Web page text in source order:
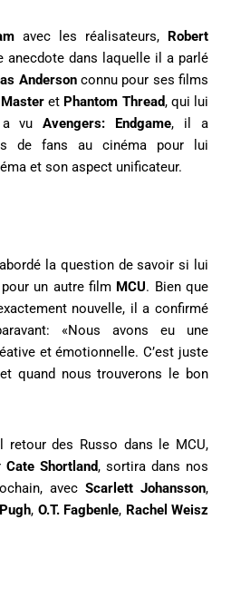
avec les réalisateurs, Robert
anecdote dans laquelle il a parlé
Andersonconnu pour ses films
et Phantom Thread, qui lui
a vuAvengers: Endgame, il a
de fans au cinéma pour lui
et son aspect unificateur.
la question de savoir si lui
un autre film MCU. Bien que
nouvelle, il a confirmé
«Nous avons eu une
et émotionnelle. C’est juste
quand nous trouverons le bon
retour des Russo dans le MCU,
Cate Shortland, sortira dans nos
avec Scarlett Johansson,
, O.T. Fagbenle, Rachel Weisz